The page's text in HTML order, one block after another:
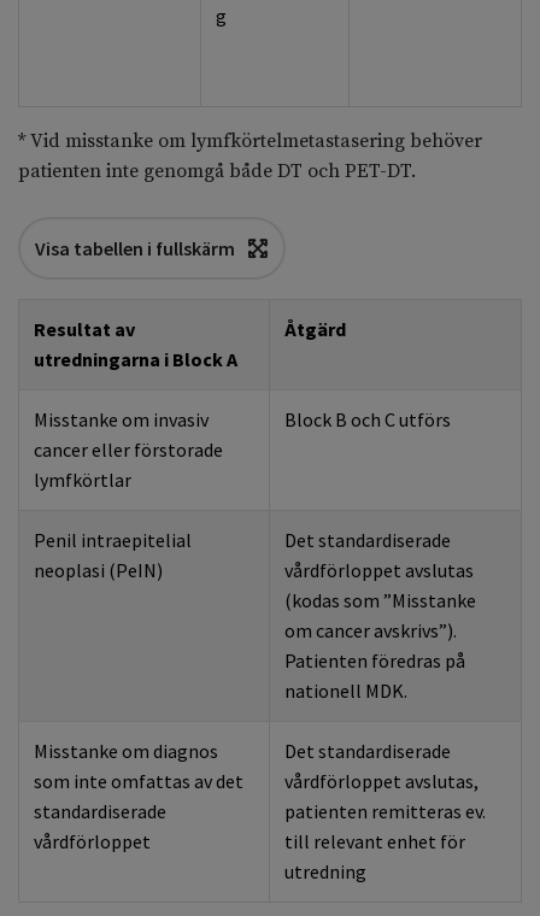
g
* Vid misstanke om lymfkörtelmetastasering behöver
patienten inte genomgå både DT och PET-DT.
Visa tabellen i fullskärm
Resultat av
utredningarna i Block A
Åtgärd
Misstanke om invasiv
cancer eller förstorade
lymfkörtlar
Block B och C utförs
Penil intraepitelial
neoplasi (PeIN)
Det standardiserade
vårdförloppet avslutas
(kodas som ”Misstanke
om cancer avskrivs”).
Patienten föredras på
nationell MDK.
Misstanke om diagnos
som inte omfattas av det
standardiserade
vårdförloppet
Det standardiserade
vårdförloppet avslutas,
patienten remitteras ev.
till relevant enhet för
utredning